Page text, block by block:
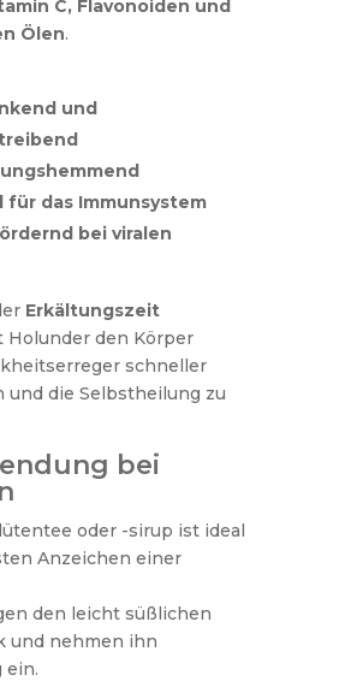
C, Flavonoiden und
Ölen.
und
für das Immunsystem
bei viralen
Erkältungszeit
den Körper
schneller
und die Selbstheilung zu
bei
oder -sirup ist ideal
Anzeichen einer
den leicht süßlichen
und nehmen ihn
ein.